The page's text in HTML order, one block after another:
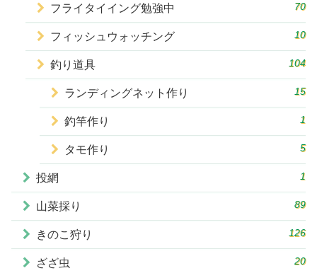
フライタイイング勉強中 70
フィッシュウォッチング 10
釣り道具 104
ランディングネット作り 15
釣竿作り 1
タモ作り 5
投網 1
山菜採り 89
きのこ狩り 126
ざざ虫 20